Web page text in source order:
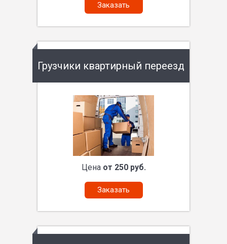
Заказать
Грузчики квартирный переезд
Цена от 250 руб.
Заказать